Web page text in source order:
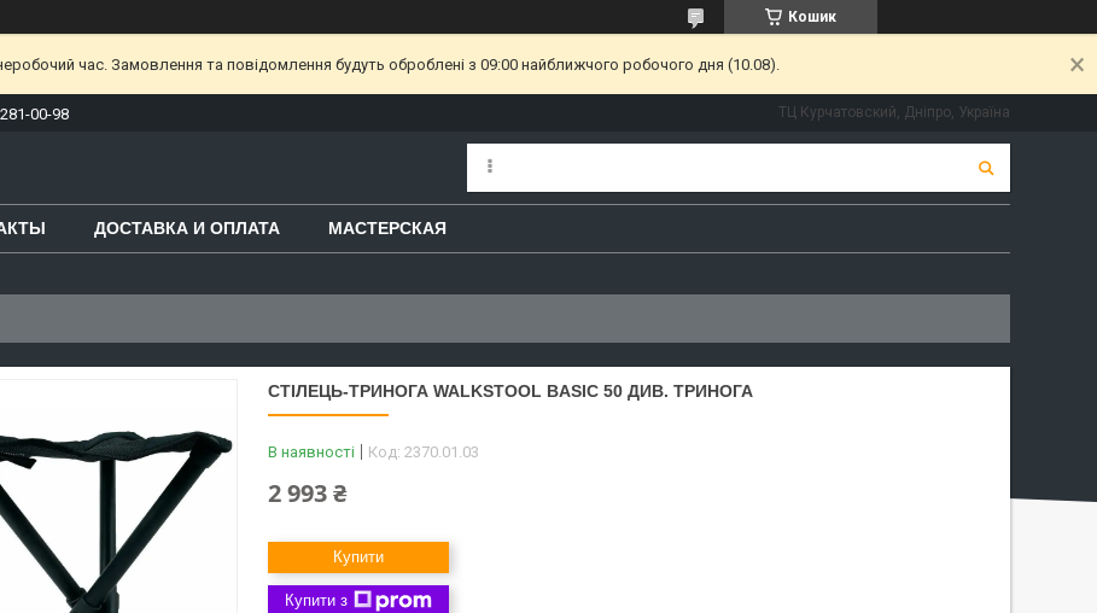
Кошик
час. Замовлення та повідомлення будуть оброблені з 09:00 найближчого робочого дня (10.08).
00-98 ТЦ Курчатовский, Дніпро, Україна
ДОСТАВКА И ОПЛАТА МАСТЕРСКАЯ
СТІЛЕЦЬ-ТРИНОГА WALKSTOOL BASIC 50 ДИВ. ТРИНОГА
В наявності Код: 2370.01.03
2 993 ₴
Купити
Купити з